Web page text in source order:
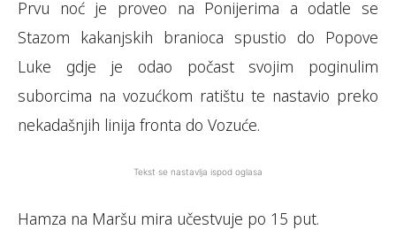
Prvu noć je proveo na Ponijerima a odatle se
Stazom kakanjskih branioca spustio do Popove
Luke gdje je odao počast svojim poginulim
suborcima na vozućkom ratištu te nastavio preko
nekadašnjih linija fronta do Vozuće.
Tekst se nastavlja ispod oglasa
Hamza na Maršu mira učestvuje po 15 put.